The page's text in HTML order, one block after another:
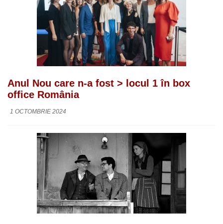
Anul Nou care n-a fost > locul 1 în box
office România
1 OCTOMBRIE 2024